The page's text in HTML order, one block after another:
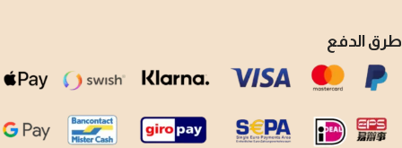
طرق الدفع